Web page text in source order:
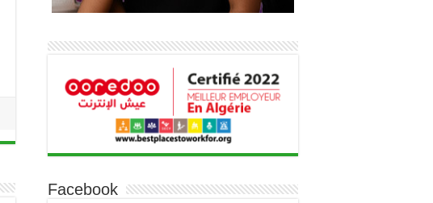
Facebook